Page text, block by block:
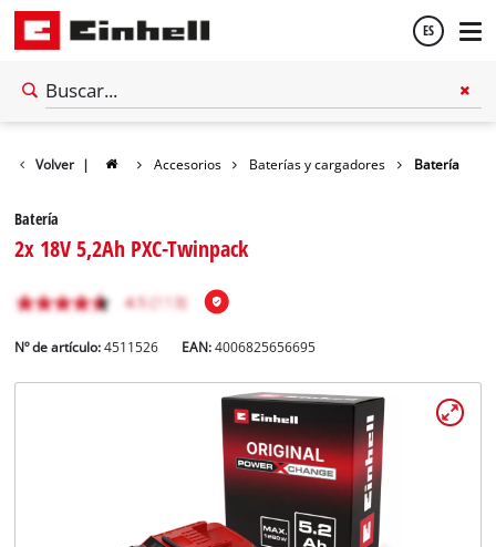
ES
Volver | Accesorios Baterías y cargadores Batería
Batería
2x 18V 5,2Ah PXC-Twinpack
Nº de artículo: 4511526 EAN:4006825656695